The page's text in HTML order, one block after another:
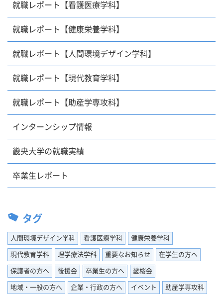
就職レポート【看護医療学科】
就職レポート【健康栄養学科】
就職レポート【人間環境デザイン学科】
就職レポート【現代教育学科】
就職レポート【助産学専攻科】
インターンシップ情報
畿央大学の就職実績
卒業生レポート
タグ
人間環境デザイン学科 看護医療学科 健康栄養学科
現代教育学科 理学療法学科 重要なお知らせ 在学生の方へ
保護者の方へ 後援会 卒業生の方へ 畿桜会
地域・一般の方へ 企業・行政の方へ イベント 助産学専攻科